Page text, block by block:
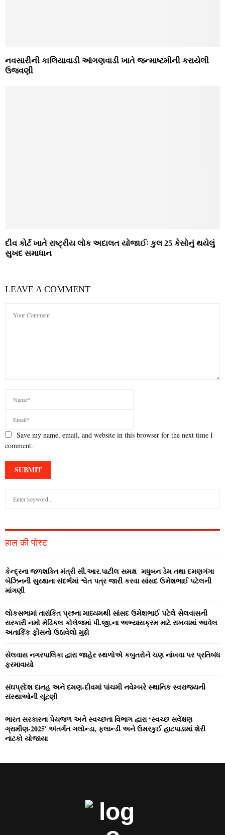
નવસારીની કાલિયાવાડી આંગણવાડી ખાતે જન્માષ્ટમીની કરાયેલી
ઉજવણી
દીવ કોર્ટ ખાતે રાષ્‍ટ્રીય લોક અદાલત યોજાઈઃ કુલ 25 કેસોનું થયેલું
સુખદ સમાધાન
LEAVE A COMMENT
Save my name, email, and website in this browser for the next time I
comment.
h
o
r
:
R
H
हाल की पोस्ट
કેન્‍દ્રના જળશક્‍તિ મંત્રી સી.આર.પાટીલ સમક્ષ મધુબન ડેમ તથા દમણગંગા
બેઝિનની સુરક્ષાના સંદર્ભમાં શ્વેત પત્ર જારી કરવા સાંસદ ઉમેશભાઈ પટેલની
માંગણી
લોકસભામાં તારાંકિત પ્રશ્નના માધ્‍યમથી સાંસદ ઉમેશભાઈ પટેલે સેલવાસની
સરકારી નમો મેડિકલ કોલેજમાં પી.જી.ના અભ્‍યાસક્રમ માટે રાખવામાં આવેલ
અતાર્કિક ફીસનો ઉઠાવેલો મુદ્દો
સેલવાસ નગરપાલિકા દ્વારા જાહેર સ્‍થળોએ કબુતરોને ચણ નાંખવા પર પ્રતિબંધ
ફરમાવાયો
સંઘપ્રદેશ દાનહ અને દમણ-દીવમાં પાંચમી નવેમ્‍બરે સ્‍થાનિક સ્‍વરાજ્‍યની
સંસ્‍થાઓની ચૂંટણી
ભારત સરકારના પેયજળ અને સ્‍વચ્‍છતા વિભાગ દ્વારા ‘સ્‍વચ્‍છ સર્વેક્ષણ
ગ્રામીણ-2025′ અંતર્ગત ગલોન્‍ડા, ફલાન્‍ડી અને ઉમરકુઈ હાટપાડામાં શેરી
નાટકો યોજાયા